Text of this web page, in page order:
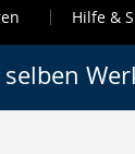
Hilfe &